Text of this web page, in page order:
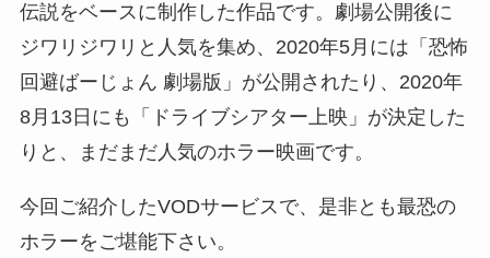
伝説をベースに制作した作品です。劇場公開後に
ジワリジワリと人気を集め、2020年5月には「恐怖
回避ばーじょん 劇場版」が公開されたり、2020年
8月13日にも「ドライブシアター上映」が決定した
りと、まだまだ人気のホラー映画です。
今回ご紹介したVODサービスで、是非とも最恐の
ホラーをご堪能下さい。